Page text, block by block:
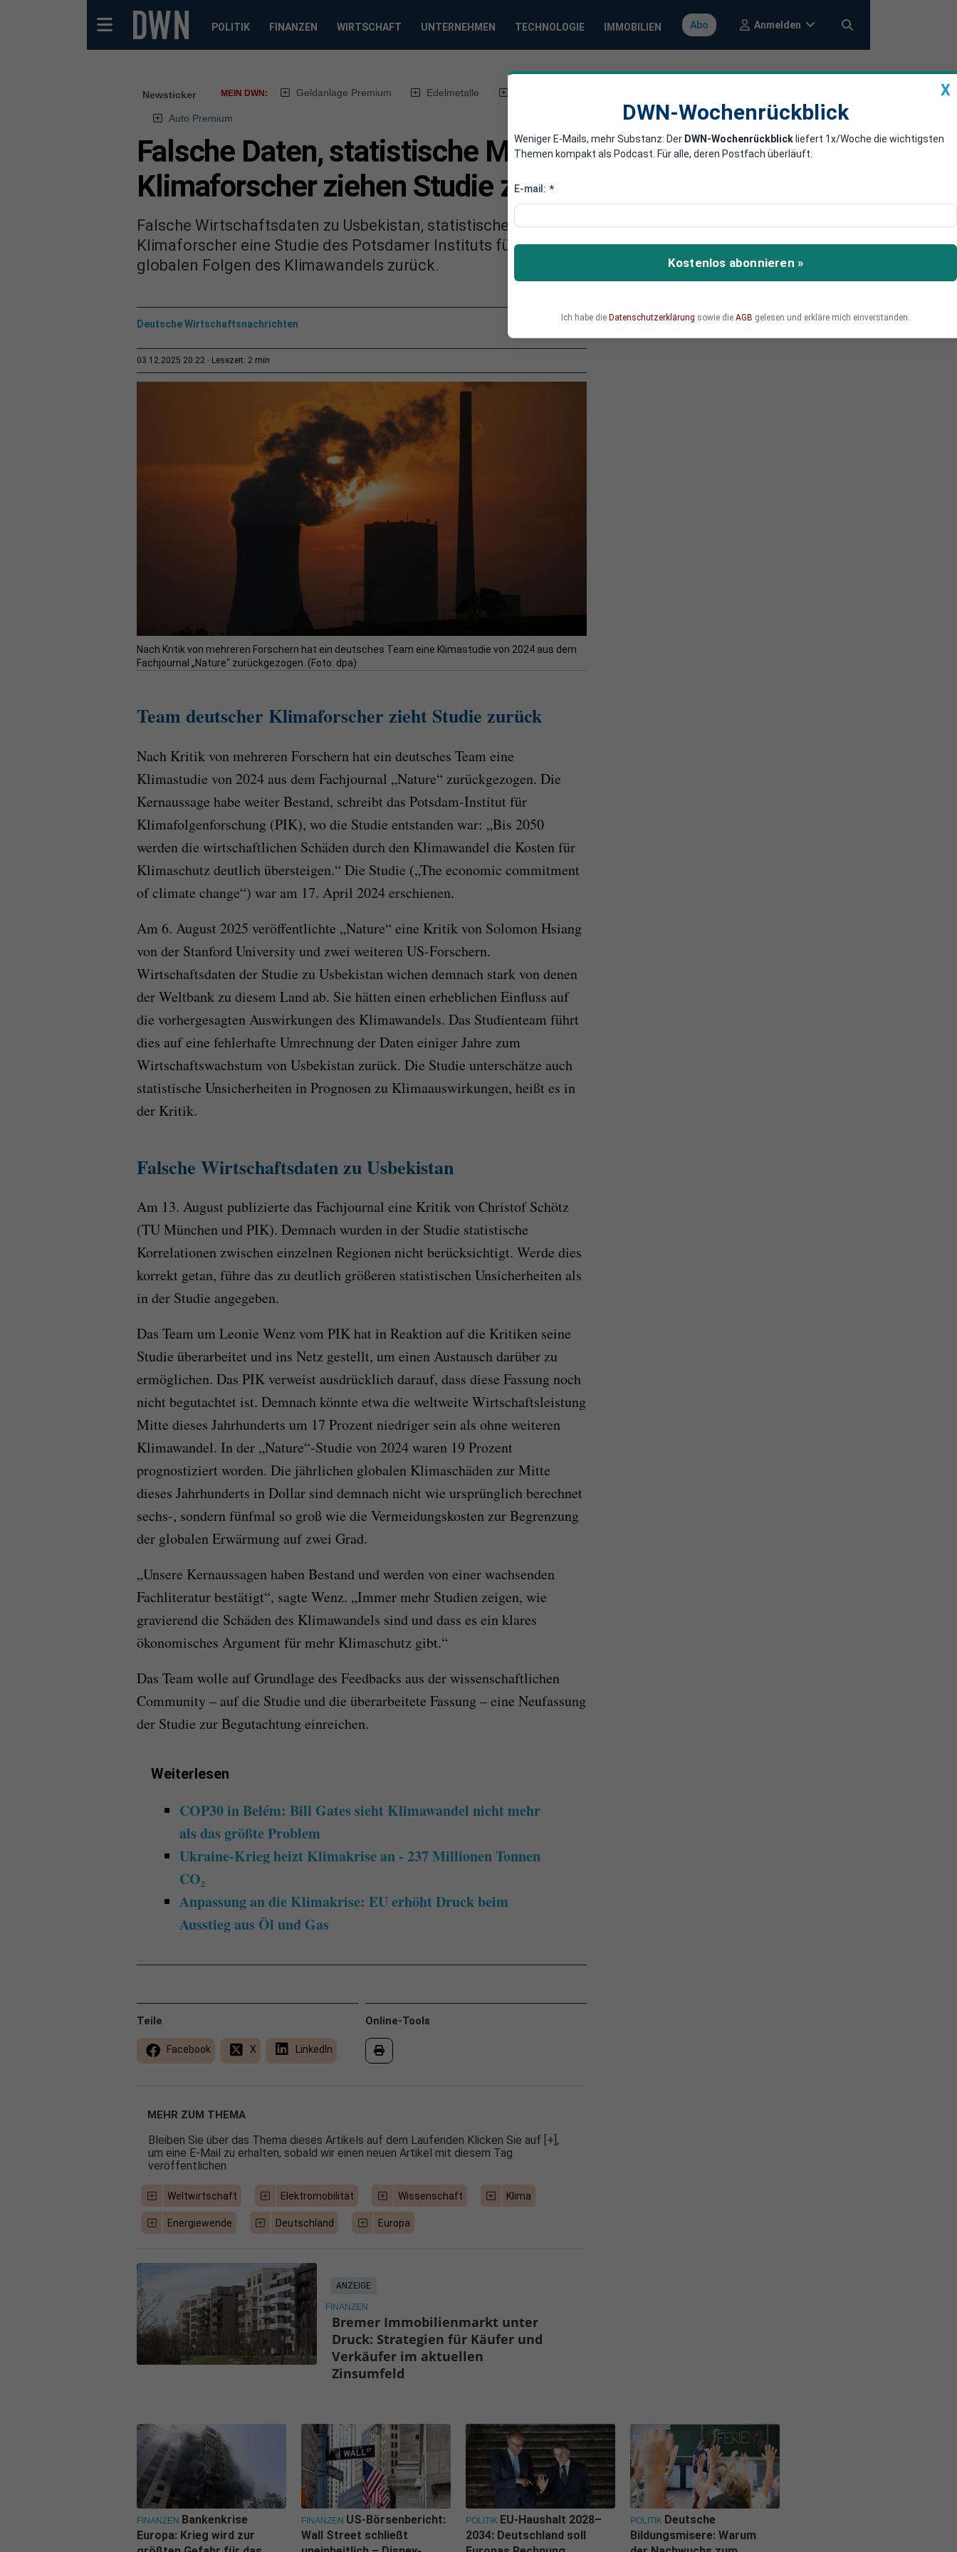
POLITIK FINANZEN WIRTSCHAFT UNTERNEHMEN TECHNOLOGIE IMMOBILIEN Abo Anmelden
Newsticker MEIN DWN: Geldanlage Premium Edelmetalle
Auto Premium
Falsche Daten, statistische Mängel: Deutsche
Klimaforscher ziehen Studie zum Klimawandel zurück
Falsche Wirtschaftsdaten zu Usbekistan, statistische Mängel: Nach einiger Kritik ziehen
Klimaforscher eine Studie des Potsdamer Instituts für Klimafolgenforschung (PIK) über die
globalen Folgen des Klimawandels zurück.
Deutsche Wirtschaftsnachrichten
03.12.2025 20:22 Lesezeit: 2 min
Nach Kritik von mehreren Forschern hat ein deutsches Team eine Klimastudie von 2024 aus dem
Fachjournal „Nature“ zurückgezogen. (Foto: dpa)
Team deutscher Klimaforscher zieht Studie zurück
Nach Kritik von mehreren Forschern hat ein deutsches Team eine
Klimastudie von 2024 aus dem Fachjournal „Nature“ zurückgezogen. Die
Kernaussage habe weiter Bestand, schreibt das Potsdam-Institut für
Klimafolgenforschung (PIK), wo die Studie entstanden war: „Bis 2050
werden die wirtschaftlichen Schäden durch den Klimawandel die Kosten für
Klimaschutz deutlich übersteigen.“ Die Studie („The economic commitment
of climate change“) war am 17. April 2024 erschienen.
Am 6. August 2025 veröffentlichte „Nature“ eine Kritik von Solomon Hsiang
von der Stanford University und zwei weiteren US-Forschern.
Wirtschaftsdaten der Studie zu Usbekistan wichen demnach stark von denen
der Weltbank zu diesem Land ab. Sie hätten einen erheblichen Einfluss auf
die vorhergesagten Auswirkungen des Klimawandels. Das Studienteam führt
dies auf eine fehlerhafte Umrechnung der Daten einiger Jahre zum
Wirtschaftswachstum von Usbekistan zurück. Die Studie unterschätze auch
statistische Unsicherheiten in Prognosen zu Klimaauswirkungen, heißt es in
der Kritik.
Falsche Wirtschaftsdaten zu Usbekistan
Am 13. August publizierte das Fachjournal eine Kritik von Christof Schötz
(TU München und PIK). Demnach wurden in der Studie statistische
Korrelationen zwischen einzelnen Regionen nicht berücksichtigt. Werde dies
korrekt getan, führe das zu deutlich größeren statistischen Unsicherheiten als
in der Studie angegeben.
Das Team um Leonie Wenz vom PIK hat in Reaktion auf die Kritiken seine
Studie überarbeitet und ins Netz gestellt, um einen Austausch darüber zu
ermöglichen. Das PIK verweist ausdrücklich darauf, dass diese Fassung noch
nicht begutachtet ist. Demnach könnte etwa die weltweite Wirtschaftsleistung
Mitte dieses Jahrhunderts um 17 Prozent niedriger sein als ohne weiteren
Klimawandel. In der „Nature“-Studie von 2024 waren 19 Prozent
prognostiziert worden. Die jährlichen globalen Klimaschäden zur Mitte
dieses Jahrhunderts in Dollar sind demnach nicht wie ursprünglich berechnet
sechs-, sondern fünfmal so groß wie die Vermeidungskosten zur Begrenzung
der globalen Erwärmung auf zwei Grad.
„Unsere Kernaussagen haben Bestand und werden von einer wachsenden
Fachliteratur bestätigt“, sagte Wenz. „Immer mehr Studien zeigen, wie
gravierend die Schäden des Klimawandels sind und dass es ein klares
ökonomisches Argument für mehr Klimaschutz gibt.“
Das Team wolle auf Grundlage des Feedbacks aus der wissenschaftlichen
Community – auf die Studie und die überarbeitete Fassung – eine Neufassung
der Studie zur Begutachtung einreichen.
Weiterlesen
COP30 in Belém: Bill Gates sieht Klimawandel nicht mehr
als das größte Problem
Ukraine-Krieg heizt Klimakrise an - 237 Millionen Tonnen
CO₂
Anpassung an die Klimakrise: EU erhöht Druck beim
Ausstieg aus Öl und Gas
Online-Tools
Teile
Facebook X LinkedIn
MEHR ZUM THEMA
Bleiben Sie über das Thema dieses Artikels auf dem Laufenden Klicken Sie auf [+],
um eine E-Mail zu erhalten, sobald wir einen neuen Artikel mit diesem Tag
veröffentlichen
Weltwirtschaft Elektromobilität Wissenschaft Klima
Energiewende Deutschland Europa
ANZEIGE
FINANZEN
Bremer Immobilienmarkt unter
Druck: Strategien für Käufer und
Verkäufer im aktuellen
Zinsumfeld
X
DWN-Wochenrückblick
Weniger E-Mails, mehr Substanz: Der DWN-Wochenrückblick liefert 1x/Woche die wichtigsten
Themen kompakt als Podcast. Für alle, deren Postfach überläuft.
E-mail: *
Kostenlos abonnieren »
Ich habe die Datenschutzerklärung sowie die AGB gelesen und erkläre mich einverstanden.
FINANZEN Bankenkrise
Europa: Krieg wird zur
FINANZEN US-Börsenbericht:
Wall Street schließt
POLITIK EU-Haushalt 2028–
2034: Deutschland soll
POLITIK Deutsche
Bildungsmisere: Warum